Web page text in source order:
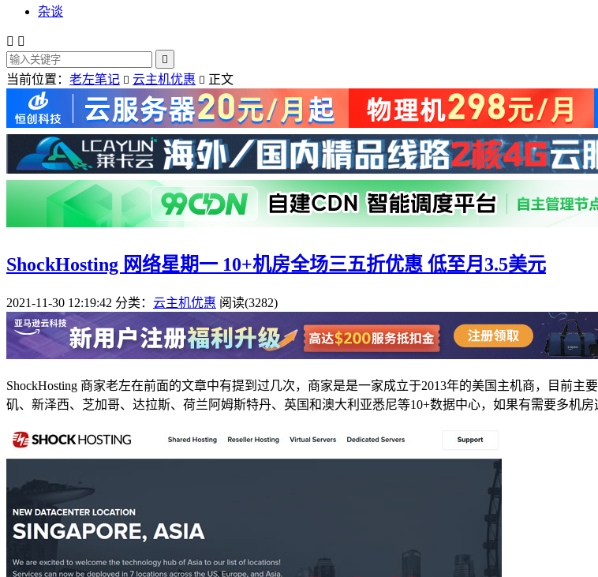
杂谈
 

当前位置： 老左笔记  云主机优惠  正文
ShockHosting 网络星期一 10+机房全场三五折优惠 低至月3.5美元
2021-11-30 12:19:42 分类： 云主机优惠 阅读(3282)
ShockHosting 商家老左在前面的文章中有提到过几次，商家是是一家成立于2013年的美国主机商，目前
矶、新泽西、芝加哥、达拉斯、荷兰阿姆斯特丹、英国和澳大利亚悉尼等10+数据中心，如果有需要多机房